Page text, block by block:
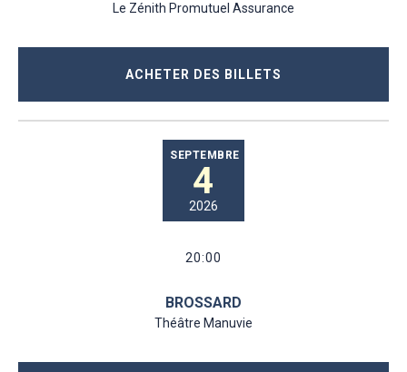
Le Zénith Promutuel Assurance
ACHETER DES BILLETS
SEPTEMBRE
4
2026
20:00
BROSSARD
Théâtre Manuvie